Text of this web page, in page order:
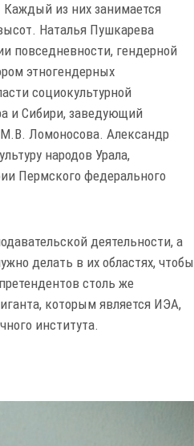
из них занимается
Наталья Пушкарева
повседневности, гендерной
этногендерных
социокультурной
и Сибири, заведующий
Ломоносова. Александр
народов Урала,
Пермского федерального
деятельности, а
делать в их областях, чтобы
столь же
которым является ИЭА,
института.